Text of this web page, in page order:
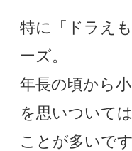
特に「ドラえ
ーズ。
年長の頃から
を思いついて
ことが多いです